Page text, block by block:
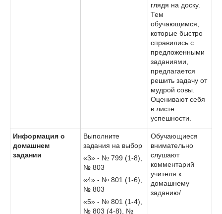
глядя на доску.
Тем
обучающимся,
которые быстро
справились с
предложенными
заданиями,
предлагается
решить задачу от
мудрой совы.
Оценивают себя
в листе
успешности.
Информация о
домашнем
задании
Выполните
задания на выбор
«3» - № 799 (1-8),
№ 803
«4» - № 801 (1-6),
№ 803
«5» - № 801 (1-4),
№ 803 (4-8), №
Обучающиеся
внимательно
слушают
комментарий
учителя к
домашнему
заданию/